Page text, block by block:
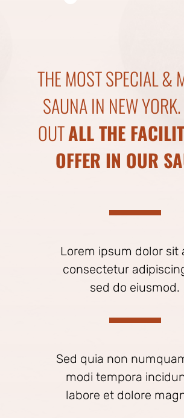
THE MOST SPECIAL &
SAUNA IN NEW
OUTALL THE
OFFER IN OUR
Lorem ipsum dolor sit
consectetur
sed do eiusmod.
Sed quia non
modi tempora
labore et dolore